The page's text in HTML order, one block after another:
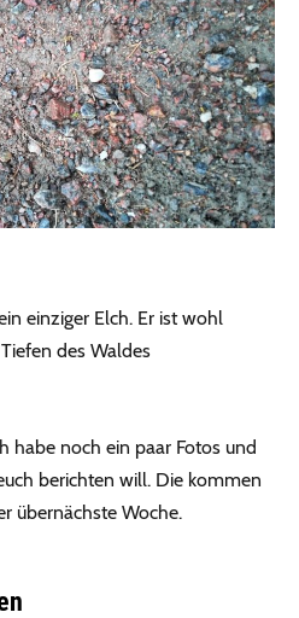
einziger Elch. Er ist wohl
des Waldes
habe noch ein paar Fotos und
berichten will. Die kommen
übernächste Woche.